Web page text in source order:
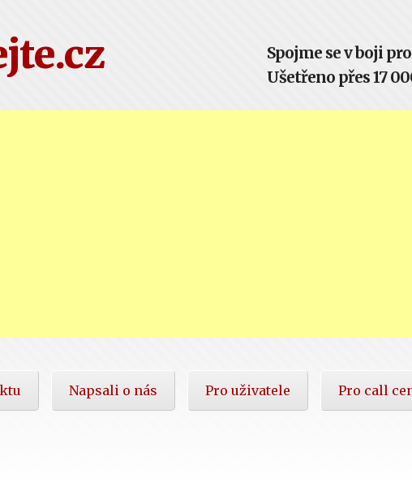
Spojme se v boji
Ušetřeno přes 17
Napsali o nás Pro uživatele Pro call